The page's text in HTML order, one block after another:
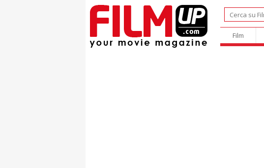
Film